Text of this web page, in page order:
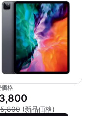
価格
ァービッシュ品の価格：
(新品価格)